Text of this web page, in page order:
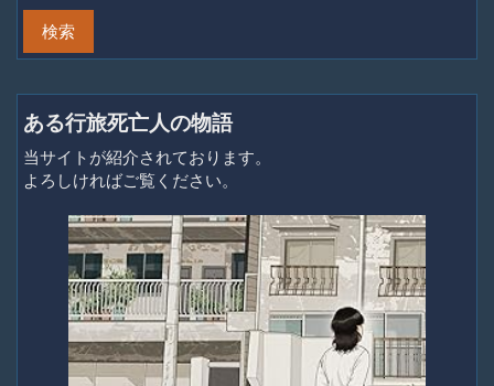
ある行旅死亡人の物語
当サイトが紹介されております。
よろしければご覧ください。